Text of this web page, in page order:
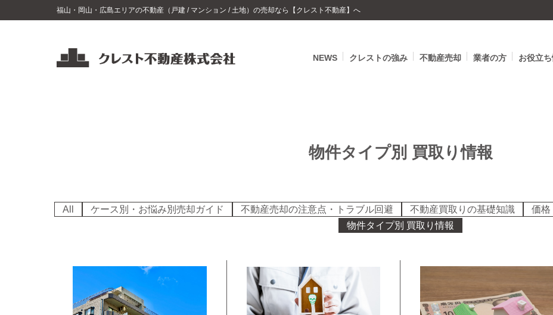
ン
福山・岡山・広島エリアの不動産（戸建 / マンション / 土地）の売却なら【クレスト不動産】へ
山・
NEWS クレストの強み 不動産売却 業者の方 お役立
物件タイプ別 買取り情報
All ケース別・お悩み別売却ガイド 不動産売却の注意点・トラブル回避 不動産買取りの基礎知識 価格
物件タイプ別 買取り情報